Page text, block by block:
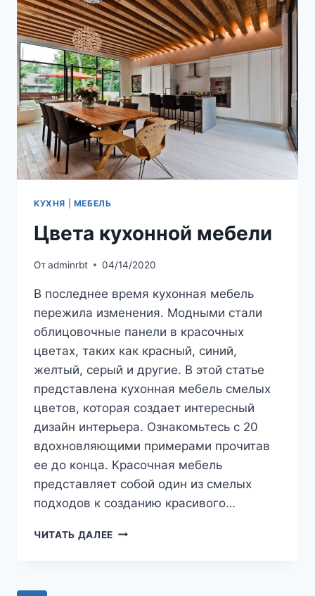
ОБЛАСТЬ
ПРИМЕНЕНИЯ
КУХНЯ МЕБЕЛЬ
Цвета кухонной мебели
Отadminrbt 04/14/2020
В последнее время кухонная мебель
пережила изменения. Модными стали
облицовочные панели в красочных
цветах, таких как красный, синий,
желтый, серый и другие. В этой статье
представлена кухонная мебель смелых
цветов, которая создает интересный
дизайн интерьера. Ознакомьтесь с 20
вдохновляющими примерами прочитав
ее до конца. Красочная мебель
представляет собой один из смелых
подходов к созданию красивого…
ЧИТАТЬ ДАЛЕЕ ЦВЕТА